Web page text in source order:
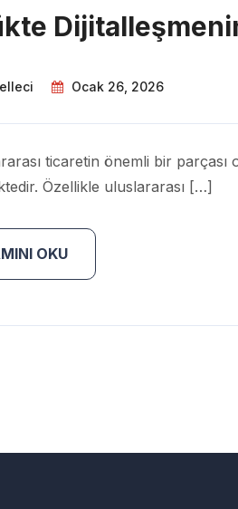
Ocak 26, 2026
ticaretin önemli bir parçası
Özellikle uluslararası […]
OKU